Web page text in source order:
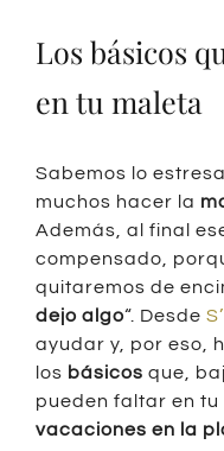
Los básicos
en tu maleta
Sabemos lo
muchos hacer la
Además, al final
compensado,
quitaremos de
dejo algo“. Desde
ayudar y, por eso,
los básicos que,
pueden faltar en
vacaciones en la